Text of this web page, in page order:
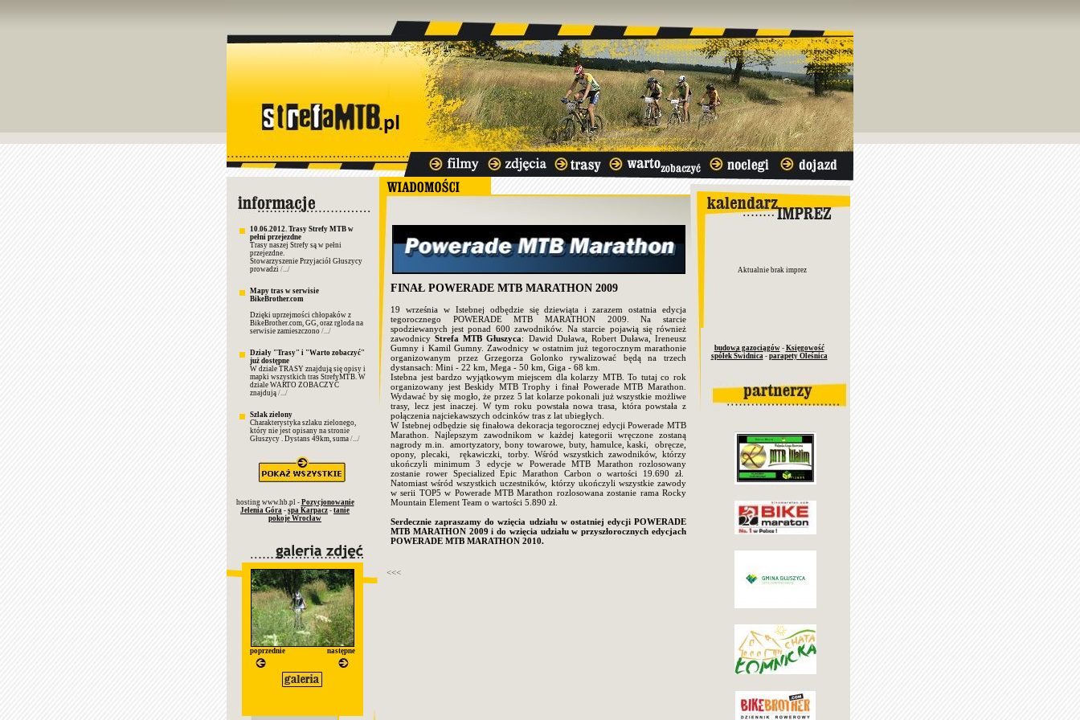
10.06.2012. Trasy Strefy MTB w
pełni przejezdne
Trasy naszej Strefy są w pełni
przejezdne.
Stowarzyszenie Przyjaciół Głuszycy
prowadzi /.../
Mapy tras w serwisie
BikeBrother.com
Dzięki uprzejmości chłopaków z
BikeBrother.com, GG, oraz rgloda na
serwisie zamieszczono /.../
Działy "Trasy" i "Warto zobaczyć"
już dostępne
W dziale TRASY znajdują się opisy i
mapki wszystkich tras StrefyMTB. W
dziale WARTO ZOBACZYĆ
znajdują /.../
Szlak zielony
Charakterystyka szlaku zielonego,
który nie jest opisany na stronie
Głuszycy . Dystans 49km, suma /.../
hosting www.hb.pl - Pozycjonowanie
Jelenia Góra - spa Karpacz - tanie
pokoje Wrocław
poprzednie następne
FINAŁ POWERADE MTB MARATHON 2009
19 września w Istebnej odbędzie się dziewiąta i zarazem ostatnia edycja
tegorocznego POWERADE MTB MARATHON 2009. Na starcie
spodziewanych jest ponad 600 zawodników. Na starcie pojawią się również
zawodnicyStrefa MTB Głuszyca: Dawid Duława, Robert Duława, Ireneusz
Gumny i Kamil Gumny. Zawodnicy w ostatnim już tegorocznym marathonie
organizowanym przez Grzegorza Golonko rywalizować będą na trzech
dystansach: Mini - 22 km, Mega - 50 km, Giga - 68 km.
Istebna jest bardzo wyjątkowym miejscem dla kolarzy MTB. To tutaj co rok
organizowany jest Beskidy MTB Trophy i finał Powerade MTB Marathon.
Wydawać by się mogło, że przez 5 lat kolarze pokonali już wszystkie możliwe
trasy, lecz jest inaczej. W tym roku powstała nowa trasa, która powstała z
połączenia najciekawszych odcinków tras z lat ubiegłych.
W Istebnej odbędzie się finałowa dekoracja tegorocznej edycji Powerade MTB
Marathon. Najlepszym zawodnikom w każdej kategorii wręczone zostaną
nagrody m.in. amortyzatory, bony towarowe, buty, hamulce, kaski, obręcze,
opony, plecaki, rękawiczki, torby. Wśród wszystkich zawodników, którzy
ukończyli minimum 3 edycje w Powerade MTB Marathon rozlosowany
zostanie rower Specialized Epic Marathon Carbon o wartości 19.690 zł.
Natomiast wśród wszystkich uczestników, którzy ukończyli wszystkie zawody
w serii TOP5 w Powerade MTB Marathon rozlosowana zostanie rama Rocky
Mountain Element Team o wartości 5.890 zł.
Serdecznie zapraszamy do wzięcia udziału w ostatniej edycji POWERADE
MTB MARATHON 2009 i do wzięcia udziału w przyszłorocznych edycjach
POWERADE MTB MARATHON 2010.
<<<
Aktualnie brak imprez
budowa gazociągów- Księgowość
spółek Świdnica- parapety Oleśnica